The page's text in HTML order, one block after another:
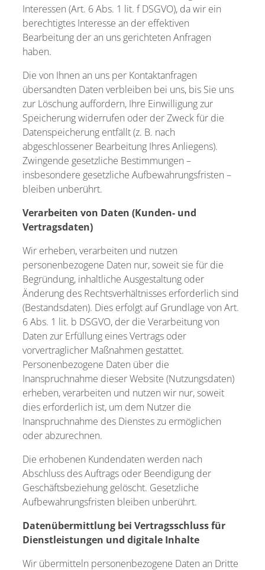
Interessen (Art. 6 Abs. 1 lit. f DSGVO), da wir ein
berechtigtes Interesse an der effektiven
Bearbeitung der an uns gerichteten Anfragen
haben.
Die von Ihnen an uns per Kontaktanfragen
übersandten Daten verbleiben bei uns, bis Sie uns
zur Löschung auffordern, Ihre Einwilligung zur
Speicherung widerrufen oder der Zweck für die
Datenspeicherung entfällt (z. B. nach
abgeschlossener Bearbeitung Ihres Anliegens).
Zwingende gesetzliche Bestimmungen –
insbesondere gesetzliche Aufbewahrungsfristen –
bleiben unberührt.
Verarbeiten von Daten (Kunden- und
Vertragsdaten)
Wir erheben, verarbeiten und nutzen
personenbezogene Daten nur, soweit sie für die
Begründung, inhaltliche Ausgestaltung oder
Änderung des Rechtsverhältnisses erforderlich sind
(Bestandsdaten). Dies erfolgt auf Grundlage von Art.
6 Abs. 1 lit. b DSGVO, der die Verarbeitung von
Daten zur Erfüllung eines Vertrags oder
vorvertraglicher Maßnahmen gestattet.
Personenbezogene Daten über die
Inanspruchnahme dieser Website (Nutzungsdaten)
erheben, verarbeiten und nutzen wir nur, soweit
dies erforderlich ist, um dem Nutzer die
Inanspruchnahme des Dienstes zu ermöglichen
oder abzurechnen.
Die erhobenen Kundendaten werden nach
Abschluss des Auftrags oder Beendigung der
Geschäftsbeziehung gelöscht. Gesetzliche
Aufbewahrungsfristen bleiben unberührt.
Datenübermittlung bei Vertragsschluss für
Dienstleistungen und digitale Inhalte
Wir übermitteln personenbezogene Daten an Dritte